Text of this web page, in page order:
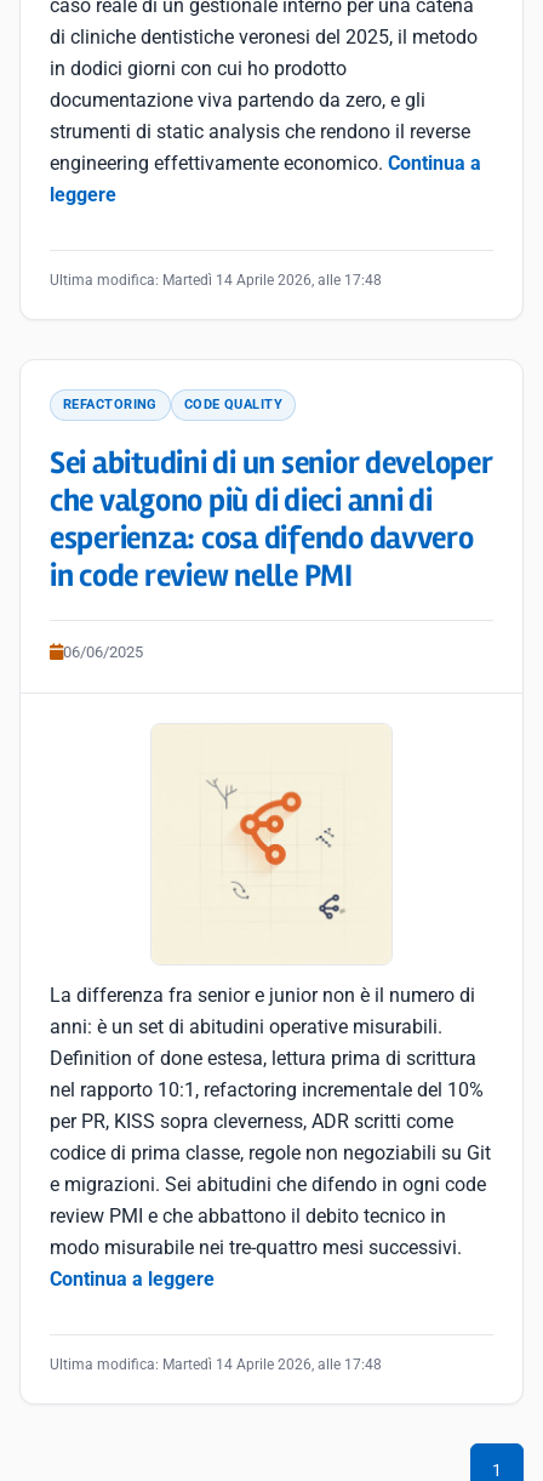
caso reale di un gestionale interno per una catena
di cliniche dentistiche veronesi del 2025, il metodo
in dodici giorni con cui ho prodotto
documentazione viva partendo da zero, e gli
strumenti di static analysis che rendono il reverse
engineering effettivamente economico. Continua a
leggere
Ultima modifica: Martedì 14 Aprile 2026, alle 17:48
REFACTORING CODE QUALITY
Sei abitudini di un senior developer
che valgono più di dieci anni di
esperienza: cosa difendo davvero
in code review nelle PMI
06/06/2025
La differenza fra senior e junior non è il numero di
anni: è un set di abitudini operative misurabili.
Definition of done estesa, lettura prima di scrittura
nel rapporto 10:1, refactoring incrementale del 10%
per PR, KISS sopra cleverness, ADR scritti come
codice di prima classe, regole non negoziabili su Git
e migrazioni. Sei abitudini che difendo in ogni code
review PMI e che abbattono il debito tecnico in
modo misurabile nei tre-quattro mesi successivi.
Continua a leggere
Ultima modifica: Martedì 14 Aprile 2026, alle 17:48
1